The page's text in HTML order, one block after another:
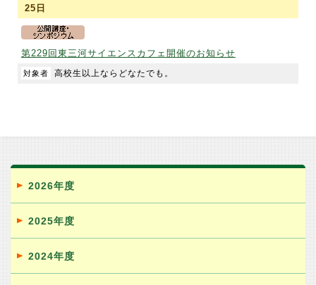
25日
第229回東三河サイエンスカフェ開催のお知らせ
高校生以上ならどなたでも。
2026年度
2025年度
2024年度